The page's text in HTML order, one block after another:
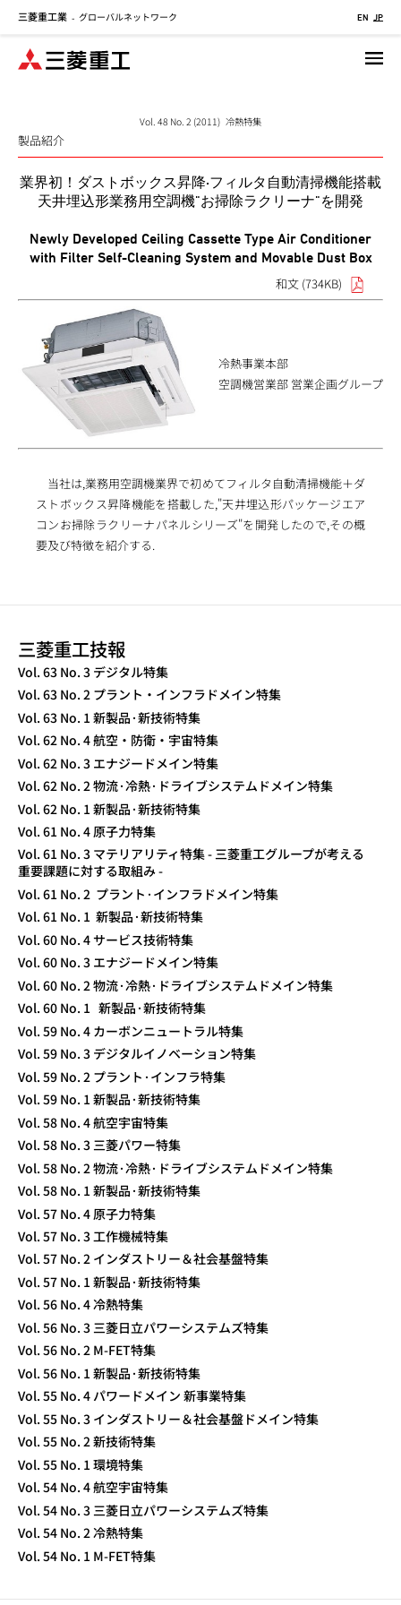
三菱重工業 - グローバルネットワーク EN JP
Vol. 48 No. 2 (2011) 冷熱特集
製品紹介
業界初！ダストボックス昇降·フィルタ自動清掃機能搭載
天井埋込形業務用空調機"お掃除ラクリーナ"を開発
Newly Developed Ceiling Cassette Type Air Conditioner
with Filter Self-Cleaning System and Movable Dust Box
和文 (734KB)
冷熱事業本部
空調機営業部 営業企画グループ
当社は,業務用空調機業界で初めてフィルタ自動清掃機能＋ダ
ストボックス昇降機能を搭載した,"天井埋込形パッケージエア
コンお掃除ラクリーナパネルシリーズ"を開発したので,その概
要及び特徴を紹介する.
三菱重工技報
TECHNICAL REVIEW
Vol. 63 No. 3 デジタル特集
Vol. 63 No. 2 プラント・インフラドメイン特集
Vol. 63 No. 1 新製品·新技術特集
Vol. 62 No. 4 航空・防衛・宇宙特集
Vol. 62 No. 3 エナジードメイン特集
Vol. 62 No. 2 物流·冷熱·ドライブシステムドメイン特集
Vol. 62 No. 1 新製品·新技術特集
Vol. 61 No. 4 原子力特集
Vol. 61 No. 3 マテリアリティ特集 - 三菱重工グループが考える
重要課題に対する取組み -
Vol. 61 No. 2 プラント·インフラドメイン特集
Vol. 61 No. 1 新製品·新技術特集
Vol. 60 No. 4 サービス技術特集
Vol. 60 No. 3 エナジードメイン特集
Vol. 60 No. 2 物流·冷熱·ドライブシステムドメイン特集
Vol. 60 No. 1 新製品·新技術特集
Vol. 59 No. 4 カーボンニュートラル特集
Vol. 59 No. 3 デジタルイノベーション特集
Vol. 59 No. 2 プラント·インフラ特集
Vol. 59 No. 1 新製品·新技術特集
Vol. 58 No. 4 航空宇宙特集
Vol. 58 No. 3 三菱パワー特集
Vol. 58 No. 2 物流·冷熱·ドライブシステムドメイン特集
Vol. 58 No. 1 新製品·新技術特集
Vol. 57 No. 4 原子力特集
Vol. 57 No. 3 工作機械特集
Vol. 57 No. 2 インダストリー＆社会基盤特集
Vol. 57 No. 1 新製品·新技術特集
Vol. 56 No. 4 冷熱特集
Vol. 56 No. 3 三菱日立パワーシステムズ特集
Vol. 56 No. 2 M-FET特集
Vol. 56 No. 1 新製品·新技術特集
Vol. 55 No. 4 パワードメイン 新事業特集
Vol. 55 No. 3 インダストリー＆社会基盤ドメイン特集
Vol. 55 No. 2 新技術特集
Vol. 55 No. 1 環境特集
Vol. 54 No. 4 航空宇宙特集
Vol. 54 No. 3 三菱日立パワーシステムズ特集
Vol. 54 No. 2 冷熱特集
Vol. 54 No. 1 M-FET特集